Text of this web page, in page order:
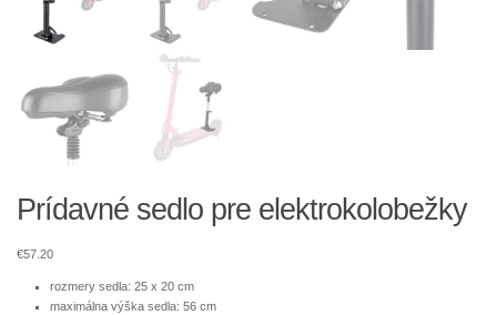
Prídavné sedlo pre elektrokolobežky
€57.20
rozmery sedla: 25 x 20 cm
maximálna výška sedla: 56 cm